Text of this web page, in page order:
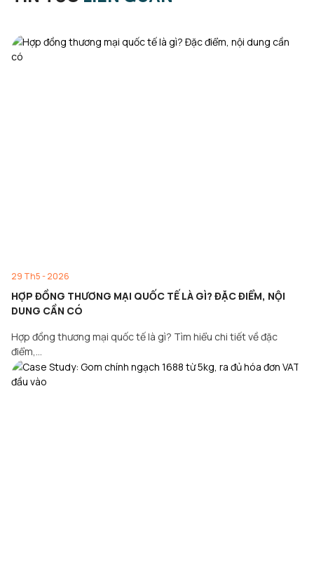
29 Th5 - 2026
HỢP ĐỒNG THƯƠNG MẠI QUỐC TẾ LÀ GÌ? ĐẶC ĐIỂM, NỘI
DUNG CẦN CÓ
Hợp đồng thương mại quốc tế là gì? Tìm hiểu chi tiết về đặc
điểm,…